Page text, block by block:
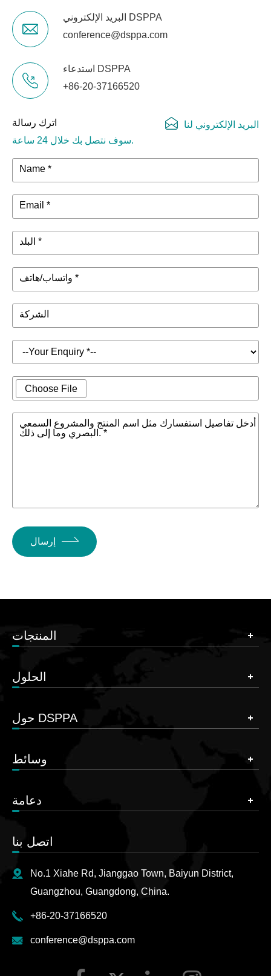
البريد الإلكتروني DSPPA
conference@dsppa.com
استدعاء DSPPA
+86-20-37166520
اترك رسالة
سوف نتصل بك خلال 24 ساعة.
البريد الإلكتروني لنا
Name *
Email *
البلد *
واتساب/هاتف *
الشركة
Choose File
أدخل تفاصيل استفسارك مثل اسم المنتج والمشروع السمعي
البصري وما إلى ذلك. *
إرسال
المنتجات
الحلول
حول DSPPA
وسائط
دعامة
اتصل بنا
No.1 Xiahe Rd, Jianggao Town, Baiyun District,
Guangzhou, Guangdong, China.
+86-20-37166520
conference@dsppa.com